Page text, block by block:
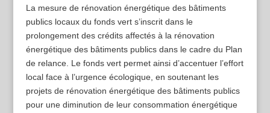
La mesure de rénovation énergétique des bâtiments
publics locaux du fonds vert s’inscrit dans le
prolongement des crédits affectés à la rénovation
énergétique des bâtiments publics dans le cadre du Plan
de relance. Le fonds vert permet ainsi d’accentuer l’effort
local face à l’urgence écologique, en soutenant les
projets de rénovation énergétique des bâtiments publics
pour une diminution de leur consommation énergétique